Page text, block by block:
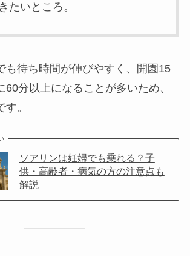
たいところ。
も待ち時間が伸びやすく、開園15
60分以上になることが多いため、
。
ソアリンは妊婦でも乗れる？子
供・高齢者・病気の方の注意点も
解説